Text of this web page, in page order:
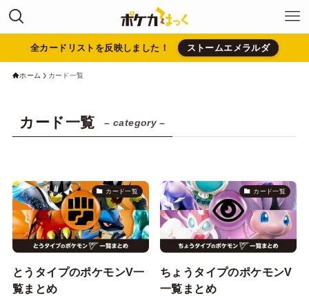
全カードリストを反映しました！ ストームエメラルダ
ホーム カード一覧
カード一覧 – category –
カード一覧
とうタイプのポケモンV一
覧まとめ
カード一覧
ちょうタイプのポケモンV
一覧まとめ